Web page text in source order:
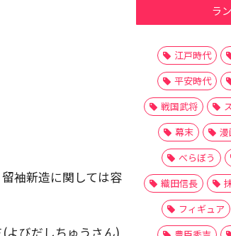
袖新造に関しては容
よびだしちゅうさん)
ラ
江戸時代
平安時代
戦国武将
幕末
漫
べらぼう
織田信長
フィギュア